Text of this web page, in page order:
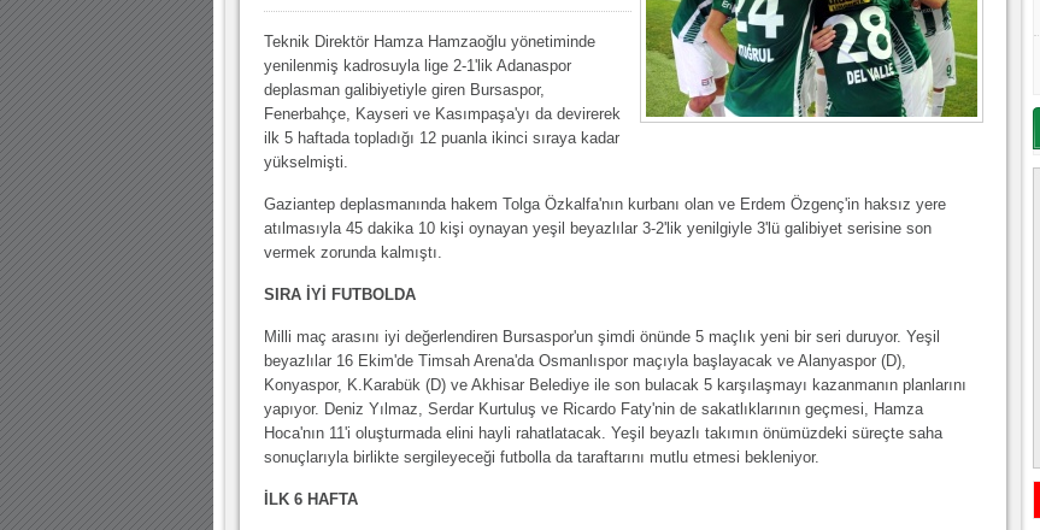
Teknik Direktör Hamza Hamzaoğlu yönetiminde
yenilenmiş kadrosuyla lige 2-1'lik Adanaspor
deplasman galibiyetiyle giren Bursaspor,
Fenerbahçe, Kayseri ve Kasımpaşa'yı da devirerek
ilk 5 haftada topladığı 12 puanla ikinci sıraya kadar
yükselmişti.
Gaziantep deplasmanında hakem Tolga Özkalfa'nın kurbanı olan ve Erdem Özgenç'in haksız yere
atılmasıyla 45 dakika 10 kişi oynayan yeşil beyazlılar 3-2'lik yenilgiyle 3'lü galibiyet serisine son
vermek zorunda kalmıştı.
SIRA İYİ FUTBOLDA
Milli maç arasını iyi değerlendiren Bursaspor'un şimdi önünde 5 maçlık yeni bir seri duruyor. Yeşil
beyazlılar 16 Ekim'de Timsah Arena'da Osmanlıspor maçıyla başlayacak ve Alanyaspor (D),
Konyaspor, K.Karabük (D) ve Akhisar Belediye ile son bulacak 5 karşılaşmayı kazanmanın planlarını
yapıyor. Deniz Yılmaz, Serdar Kurtuluş ve Ricardo Faty'nin de sakatlıklarının geçmesi, Hamza
Hoca'nın 11'i oluşturmada elini hayli rahatlatacak. Yeşil beyazlı takımın önümüzdeki süreçte saha
sonuçlarıyla birlikte sergileyeceği futbolla da taraftarını mutlu etmesi bekleniyor.
İLK 6 HAFTA